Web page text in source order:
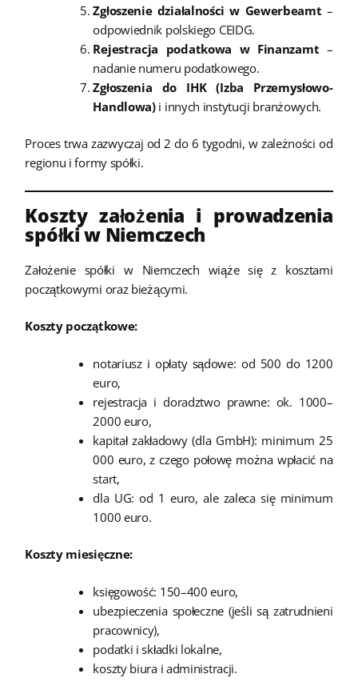
Zgłoszenie działalności w Gewerbeamt –
odpowiednik polskiego CEIDG.
Rejestracja podatkowa w Finanzamt –
nadanie numeru podatkowego.
Zgłoszenia do IHK (Izba Przemysłowo-
Handlowa)i innych instytucji branżowych.
Proces trwa zazwyczaj od 2 do 6 tygodni, w zależności od
regionu i formy spółki.
Koszty założenia i prowadzenia
spółki w Niemczech
Założenie spółki w Niemczech wiąże się z kosztami
początkowymi oraz bieżącymi.
Koszty początkowe:
notariusz i opłaty sądowe: od 500 do 1200
euro,
rejestracja i doradztwo prawne: ok. 1000–
2000 euro,
kapitał zakładowy (dla GmbH): minimum 25
000 euro, z czego połowę można wpłacić na
start,
dla UG: od 1 euro, ale zaleca się minimum
1000 euro.
Koszty miesięczne:
księgowość: 150–400 euro,
ubezpieczenia społeczne (jeśli są zatrudnieni
pracownicy),
podatki i składki lokalne,
koszty biura i administracji.